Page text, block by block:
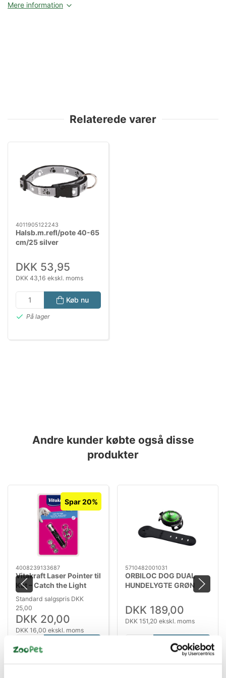
Mere information
Relaterede varer
4011905122243
Halsb.m.refl/pote 40-65
cm/25 silver
DKK 53,95
DKK 43,16 ekskl. moms
Køb nu
På lager
Andre kunder købte også disse
produkter
Spar 20%
4008239133687
Vitakraft Laser Pointer til
Kat – Catch the Light
Fisk 8 cm
Standard salgspris DKK
25,00
DKK 20,00
DKK 16,00 ekskl. moms
5710482001031
ORBILOC DOG DUAL
HUNDELYGTE GRØN
DKK 189,00
DKK 151,20 ekskl. moms
Køb nu